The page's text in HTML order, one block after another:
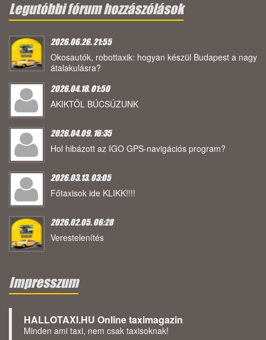
Legutóbbi fórum hozzászólások
2026.06.26. 21:55
Okosautók, robottaxik: hogyan készül Budapest a nagy
átalakulásra?
2026.04.18. 01:50
AKIKTŐL BÚCSÚZUNK
2026.04.09. 16:35
Hol hibázott az IGO GPS-navigációs program?
2026.03.13. 03:05
Főtaxisok ide KLIKK!!!!
2026.02.05. 06:28
Verestelenítés
Impresszum
HALLOTAXI.HU Online taximagazin
Minden ami taxi, nem csak taxisoknak!